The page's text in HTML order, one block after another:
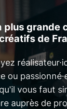
plus grande
de
ou
vous faut
auprès de